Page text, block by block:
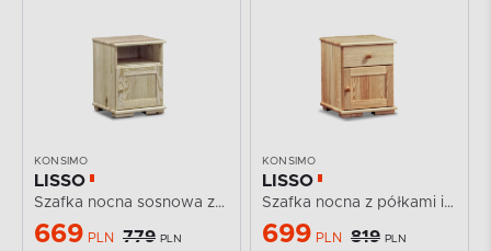
KONSIMO
LISSO
Szafka nocna sosnowa z szufladą
669 PLN 779 PLN
KONSIMO
LISSO
Szafka nocna z półkami i szufladą sosnowa
699 PLN 819 PLN